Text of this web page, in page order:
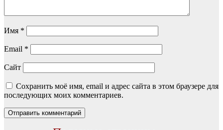
Имя *
Email *
Сайт
Сохранить моё имя, email и адрес сайта в этом браузере для
последующих моих комментариев.